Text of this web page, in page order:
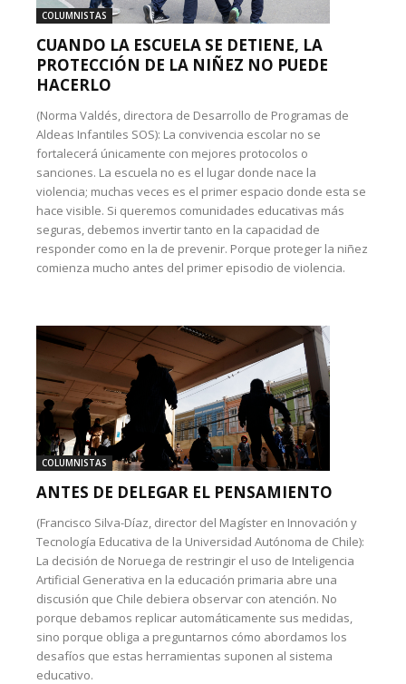
COLUMNISTAS
CUANDO LA ESCUELA SE DETIENE, LA
PROTECCIÓN DE LA NIÑEZ NO PUEDE
HACERLO
(Norma Valdés, directora de Desarrollo de Programas de
Aldeas Infantiles SOS): La convivencia escolar no se
fortalecerá únicamente con mejores protocolos o
sanciones. La escuela no es el lugar donde nace la
violencia; muchas veces es el primer espacio donde esta se
hace visible. Si queremos comunidades educativas más
seguras, debemos invertir tanto en la capacidad de
responder como en la de prevenir. Porque proteger la niñez
comienza mucho antes del primer episodio de violencia.
COLUMNISTAS
ANTES DE DELEGAR EL PENSAMIENTO
(Francisco Silva-Díaz, director del Magíster en Innovación y
Tecnología Educativa de la Universidad Autónoma de Chile):
La decisión de Noruega de restringir el uso de Inteligencia
Artificial Generativa en la educación primaria abre una
discusión que Chile debiera observar con atención. No
porque debamos replicar automáticamente sus medidas,
sino porque obliga a preguntarnos cómo abordamos los
desafíos que estas herramientas suponen al sistema
educativo.